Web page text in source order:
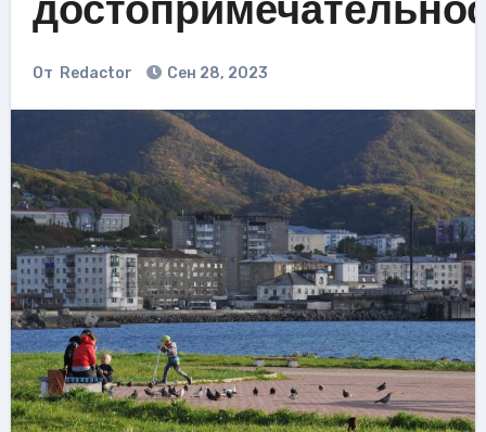
От Redactor Сен 28, 2023